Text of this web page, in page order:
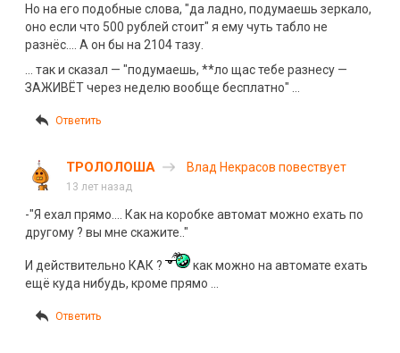
Но на его подобные слова, "да ладно, подумаешь зеркало,
оно если что 500 рублей стоит" я ему чуть табло не
разнёс…. А он бы на 2104 тазу.
… так и сказал — "подумаешь, **ло щас тебе разнесу —
ЗАЖИВЁТ через неделю вообще бесплатно" …
Ответить
ТРОЛОЛОША Влад Некрасов повествует
13 лет назад
-"Я ехал прямо…. Как на коробке автомат можно ехать по
другому ? вы мне скажите.."
И действительно КАК ?
как можно на автомате ехать
ещё куда нибудь, кроме прямо …
Ответить